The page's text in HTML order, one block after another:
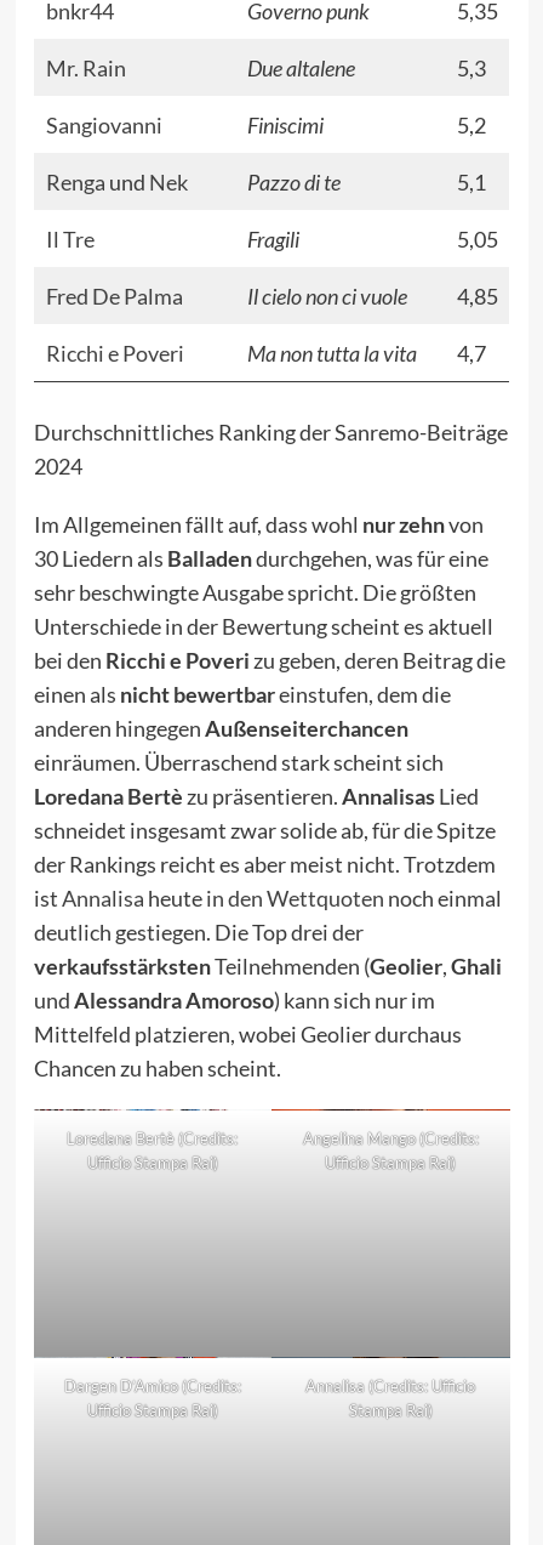
bnkr44 Governo punk 5,35
Mr. Rain Due altalene 5,3
Sangiovanni Finiscimi 5,2
Renga und Nek Pazzo di te 5,1
Il Tre Fragili 5,05
Fred De Palma Il cielo non ci vuole 4,85
Ricchi e Poveri Ma non tutta la vita 4,7
Durchschnittliches Ranking der Sanremo-Beiträge
2024
Im Allgemeinen fällt auf, dass wohl nur zehnvon
30 Liedern als Balladendurchgehen, was für eine
sehr beschwingte Ausgabe spricht. Die größten
Unterschiede in der Bewertung scheint es aktuell
bei den Ricchi e Poveri zu geben, deren Beitrag die
einen als nicht bewertbareinstufen, dem die
anderen hingegenAußenseiterchancen
einräumen. Überraschend stark scheint sich
Loredana Bertè zu präsentieren.AnnalisasLied
schneidet insgesamt zwar solide ab, für die Spitze
der Rankings reicht es aber meist nicht. Trotzdem
istAnnalisa heutein den Wettquoten noch einmal
deutlich gestiegen. Die Top drei der
verkaufsstärkstenTeilnehmenden (Geolier,Ghali
undAlessandra Amoroso) kann sich nur im
Mittelfeld platzieren, wobei Geolier durchaus
Chancen zu haben scheint.
Loredana Bertè (Credits:
Ufficio Stampa Rai)
Angelina Mango (Credits:
Ufficio Stampa Rai)
Dargen D’Amico (Credits:
Ufficio Stampa Rai)
Annalisa (Credits: Ufficio
Stampa Rai)